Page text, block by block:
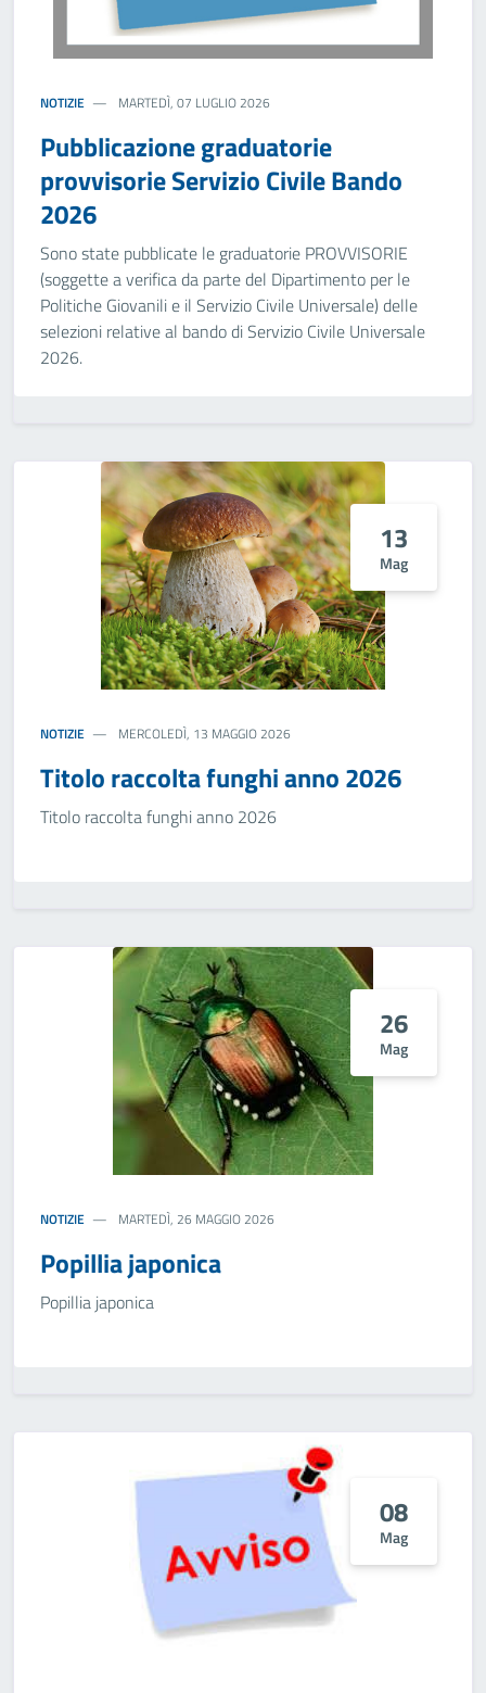
NOTIZIE MARTEDÌ, 07 LUGLIO 2026
Pubblicazione graduatorie
provvisorie Servizio Civile Bando
2026
Sono state pubblicate le graduatorie PROVVISORIE
(soggette a verifica da parte del Dipartimento per le
Politiche Giovanili e il Servizio Civile Universale) delle
selezioni relative al bando di Servizio Civile Universale
2026.
13
Mag
NOTIZIE MERCOLEDÌ, 13 MAGGIO 2026
Titolo raccolta funghi anno 2026
Titolo raccolta funghi anno 2026
26
Mag
NOTIZIE MARTEDÌ, 26 MAGGIO 2026
Popillia japonica
Popillia japonica
08
Mag